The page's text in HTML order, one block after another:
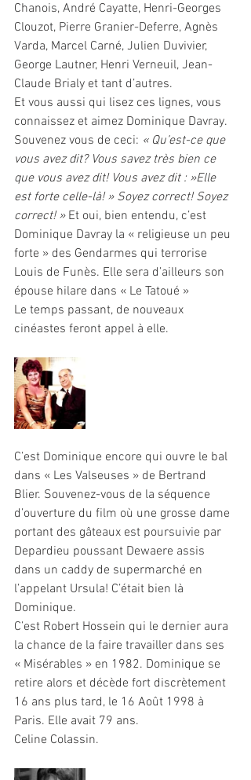
Chanois, André Cayatte, Henri-Georges
Clouzot, Pierre Granier-Deferre, Agnès
Varda, Marcel Carné, Julien Duvivier,
George Lautner, Henri Verneuil, Jean-
Claude Brialy et tant d’autres.
Et vous aussi qui lisez ces lignes, vous
connaissez et aimez Dominique Davray.
Souvenez vous de ceci: « Qu’est-ce que
vous avez dit? Vous savez très bien ce
que vous avez dit! Vous avez dit : »Elle
est forte celle-là! » Soyez correct! Soyez
correct! » Et oui, bien entendu, c’est
Dominique Davray la « religieuse un peu
forte » des Gendarmes qui terrorise
Louis de Funès. Elle sera d’ailleurs son
épouse hilare dans « Le Tatoué »
Le temps passant, de nouveaux
cinéastes feront appel à elle.
C’est Dominique encore qui ouvre le bal
dans « Les Valseuses » de Bertrand
Blier. Souvenez-vous de la séquence
d’ouverture du film où une grosse dame
portant des gâteaux est poursuivie par
Depardieu poussant Dewaere assis
dans un caddy de supermarché en
l’appelant Ursula! C’était bien là
Dominique.
C’est Robert Hossein qui le dernier aura
la chance de la faire travailler dans ses
« Misérables » en 1982. Dominique se
retire alors et décède fort discrètement
16 ans plus tard, le 16 Août 1998 à
Paris. Elle avait 79 ans.
Celine Colassin.